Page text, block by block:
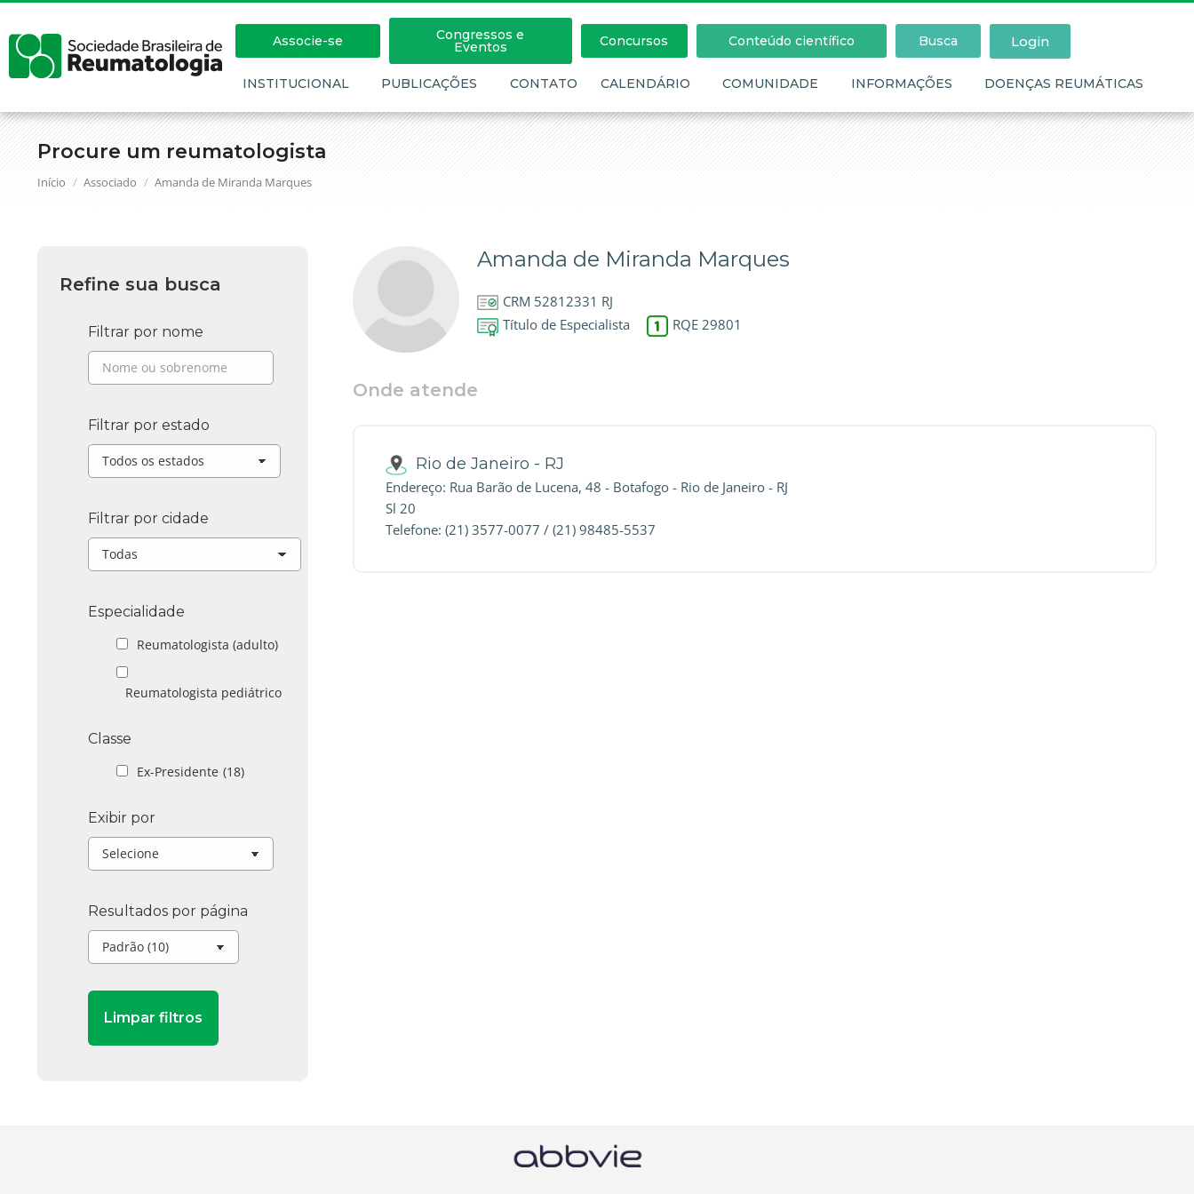
Procure um reumatologista
Você está aqui:
Início Associado Amanda de Miranda Marques
Associe-se Congressos e
Eventos Concursos Conteúdo científico Busca Login
INSTITUCIONAL PUBLICAÇÕES CONTATO CALENDÁRIO COMUNIDADE INFORMAÇÕES DOENÇAS REUMÁTICAS
Amanda de Miranda Marques
CRM 52812331 RJ
Título de Especialista
RQE 29801
Onde atende
Rio de Janeiro - RJ
Endereço: Rua Barão de Lucena, 48 - Botafogo - Rio de Janeiro - RJ
Sl 20
Telefone: (21) 3577-0077 / (21) 98485-5537
Refine sua busca
Filtrar por nome
Filtrar por estado
Filtrar por cidade
Especialidade
Reumatologista (adulto)
Reumatologista pediátrico
Classe
Ex-Presidente (18)
Exibir por
Resultados por página